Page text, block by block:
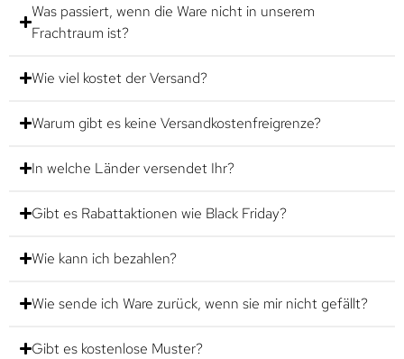
Was passiert, wenn die Ware nicht in unserem
Frachtraum ist?
Wie viel kostet der Versand?
Warum gibt es keine Versandkostenfreigrenze?
In welche Länder versendet Ihr?
Gibt es Rabattaktionen wie Black Friday?
Wie kann ich bezahlen?
Wie sende ich Ware zurück, wenn sie mir nicht gefällt?
Gibt es kostenlose Muster?